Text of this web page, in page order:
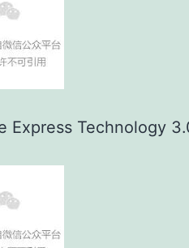
Express Technology